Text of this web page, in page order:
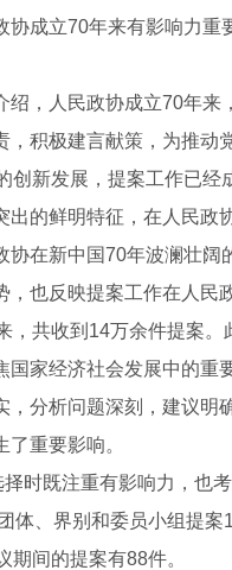
协成立70年来有影响力
，人民政协成立70年来
，积极建言献策，为推
创新发展，提案工作已
的鲜明特征，在人民政
新中国70年波澜壮阔
也反映提案工作在人民
共收到14万余件提案。
国家经济社会发展中的
，分析问题深刻，建议
重要影响。
既注重有影响力，也
体、界别和委员小组提
间的提案有88件。